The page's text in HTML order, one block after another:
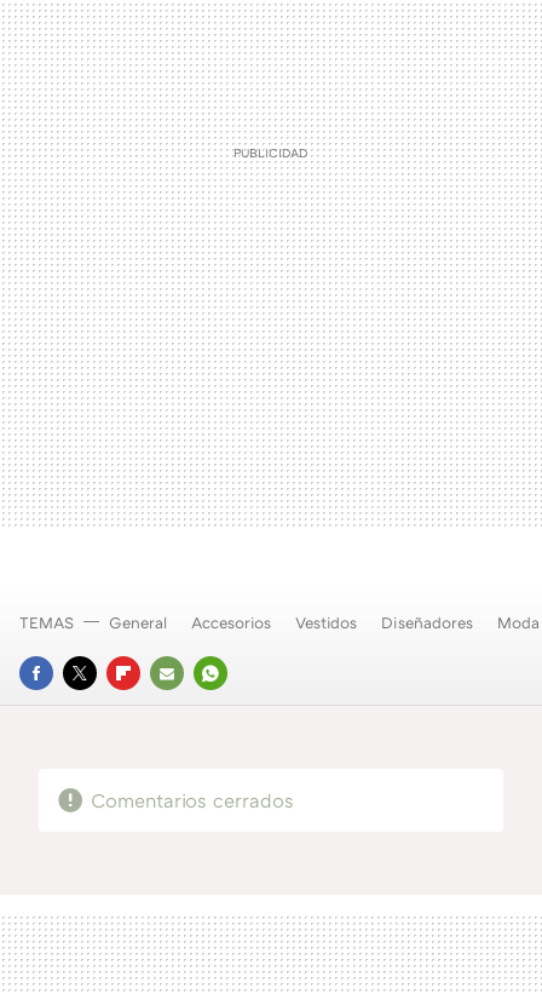
FACEBOOK
TWITTERFLIPBOARD
E-
WHATSAPP
TEMAS General Accesorios Vestidos Diseñadores
Comentarios cerrados